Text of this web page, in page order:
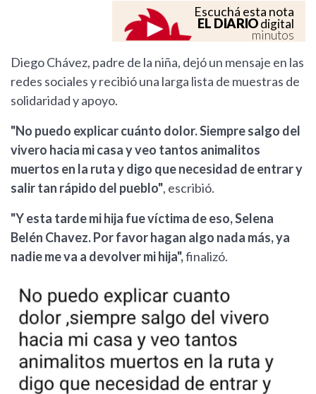
Escuchá esta nota
EL DIARIOdigital
minutos
Diego Chávez, padre de la niña, dejó un mensaje en las
redes sociales y recibió una larga lista de muestras de
solidaridad y apoyo.
"No puedo explicar cuánto dolor. Siempre salgo del
vivero hacia mi casa y veo tantos animalitos
muertos en la ruta y digo que necesidad de entrar y
salir tan rápido del pueblo", escribió.
"Y esta tarde mi hija fue víctima de eso, Selena
Belén Chavez. Por favor hagan algo nada más, ya
nadie me va a devolver mi hija",finalizó.